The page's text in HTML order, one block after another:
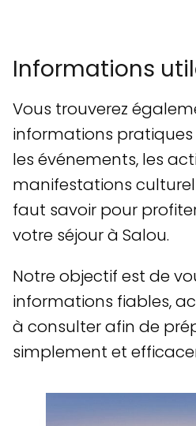
Informations
Vous trouverez
informations pratiques
les événements, les
manifestations
faut savoir pour
votre séjour à Salou.
Notre objectif est de
informations fiables,
à consulter afin de
simplement et